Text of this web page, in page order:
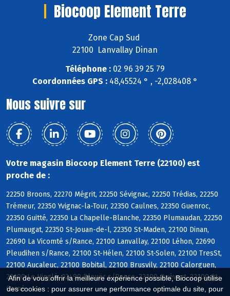
Afin de vous offrir la meilleure expérience possible, Biocoop utilise
des cookies : pour assurer une performance optimale du site, pour
Biocoop Element Terre
Zone Cap Sud
22100 Lanvallay Dinan
Téléphone : 02 96 39 25 79
Coordonnées GPS : 48,45524 ° , -2,028408 °
Nous suivre sur
Votre magasin Biocoop Element Terre (22100) est
proche de :
22250 Broons, 22270 Mégrit, 22250 Sévignac, 22250 Trédias, 22250
Trémeur, 22350 Yvignac-la-Tour, 22350 Caulnes, 22350 Guenroc,
22350 Guitté, 22350 La Chapelle-Blanche, 22350 Plumaudan, 22250
Plumaugat, 22350 St-Jouan-de-l, 22350 St-Maden, 22100 Dinan,
22690 La Vicomté s/Rance, 22100 Lanvallay, 22100 Léhon, 22690
Pleudihen s/Rance, 22100 St-Hélen, 22100 St-Solen, 22100 TresSt,
22100 Aucaleuc, 22100 Bobital, 22100 Brusvily, 22100 Calorguen,
22100 Le Hinglé, 22490 Plouër s/Rance, 22100 Quévert, 22100 St-
Carné